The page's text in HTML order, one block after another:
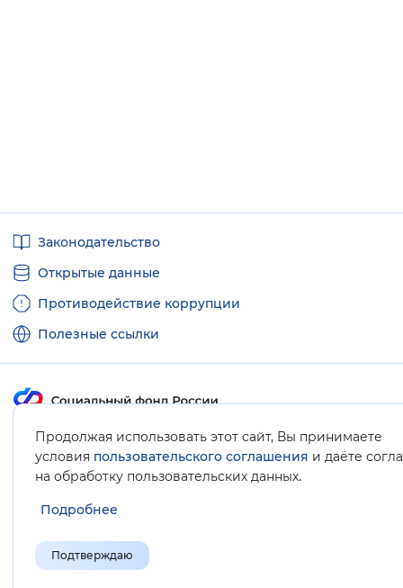
Продолжая использовать этот сайт, Вы принимаете
условия пользовательского соглашения и даёте
на обработку пользовательских данных.
Подробнее
Подтверждаю
ссылкиЗаконодательство
Открытые данные
Противодействие коррупции
Полезные ссылки
Карта сайта
© Социальный фонд России, 2008-2026